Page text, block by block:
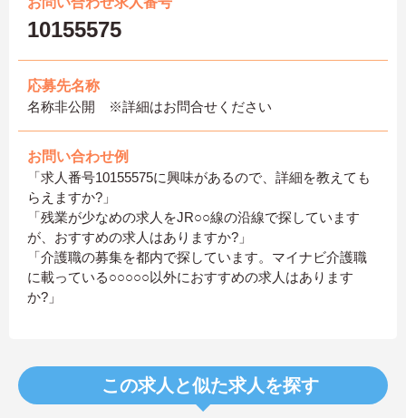
10155575
応募先名称
名称非公開 ※詳細はお問合せください
お問い合わせ例
「求人番号10155575に興味があるので、詳細を教えても
らえますか?」
「残業が少なめの求人をJR○○線の沿線で探しています
が、おすすめの求人はありますか?」
「介護職の募集を都内で探しています。マイナビ介護職
に載っている○○○○○以外におすすめの求人はあります
か?」
この求人と似た求人を探す